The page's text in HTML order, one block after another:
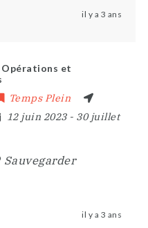
il y a 3 ans
Opérations et
Temps Plein
12 juin 2023 - 30 juillet
Sauvegarder
il y a 3 ans